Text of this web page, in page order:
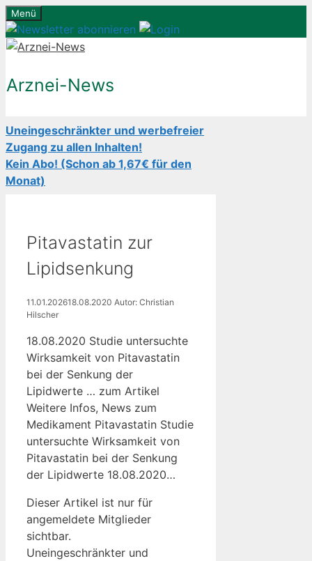
Zum
Inhalt
springen
Menü
Arznei-News
Uneingeschränkter und werbefreier
Zugang zu allen Inhalten!
Kein Abo! (Schon ab 1,67€ für den
Monat)
Pitavastatin zur
Lipidsenkung
11.01.202618.08.2020 Autor: Christian
Hilscher
18.08.2020 Studie untersuchte
Wirksamkeit von Pitavastatin
bei der Senkung der
Lipidwerte … zum Artikel
Weitere Infos, News zum
Medikament Pitavastatin Studie
untersuchte Wirksamkeit von
Pitavastatin bei der Senkung
der Lipidwerte 18.08.2020…
Dieser Artikel ist nur für
angemeldete Mitglieder
sichtbar.
Uneingeschränkter und